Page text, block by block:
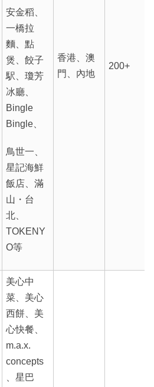
安金稻、
一橋拉
麵、點
煲、餃子
駅、瓊芳
冰廳、
Bingle
Bingle、
鳥世一、
星記海鮮
飯店、滿
山・台
北、
TOKENY
O等
香港、澳
門、內地
200+
美心中
菜、美心
西餅、美
心快餐、
m.a.x.
concepts
、星巴